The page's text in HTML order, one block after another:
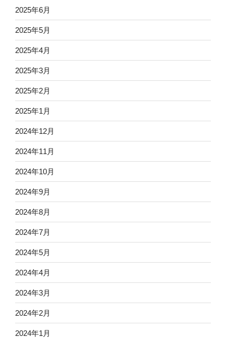
2025年6月
2025年5月
2025年4月
2025年3月
2025年2月
2025年1月
2024年12月
2024年11月
2024年10月
2024年9月
2024年8月
2024年7月
2024年5月
2024年4月
2024年3月
2024年2月
2024年1月